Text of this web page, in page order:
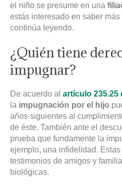
el niño se presume en una
estás interesado en saber
continúa leyendo.
¿Quién tiene
impugnar?
De acuerdo al artículo 235.25
la impugnación por el hijo
años siguientes al
de éste. También ante el
prueba que fundamente la
ejemplo, una infidelidad.
testimonios de amigos y
biológicas.